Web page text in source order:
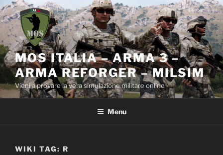
Salta
al
contenuto
MOS ITALIA – ARMA 3 –
ARMA REFORGER – MILSIM
Vieni a provare la vera simulazione militare online
Menu
WIKI TAG: R